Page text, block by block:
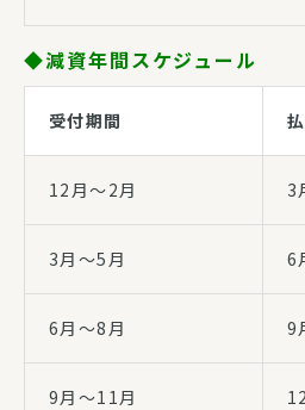
◆減資年間スケジュール
受付期間
12月～2月 3
3月～5月 6
6月～8月 9
9月～11月